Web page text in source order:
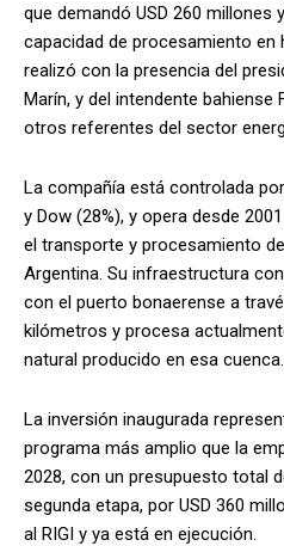
que demandó USD 260 millones
capacidad de procesamiento en
realizó con la presencia del
Marín, y del intendente bahiense
otros referentes del sector
La compañía está controlada
y Dow (28%), y opera desde
el transporte y procesamiento
Argentina. Su infraestructura
con el puerto bonaerense a
kilómetros y procesa
natural producido en esa cuenca.
La inversión inaugurada
programa más amplio que la
2028, con un presupuesto total
segunda etapa, por USD 360
al RIGI y ya está en ejecución.